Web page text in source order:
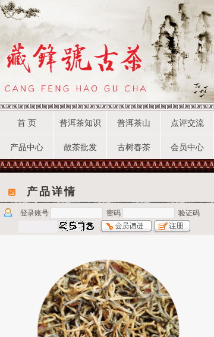
首 页 普洱茶知识 普洱茶山 点评交流
产品中心 散茶批发 古树春茶 会员中心
产品详情
登录账号 密码 验证码